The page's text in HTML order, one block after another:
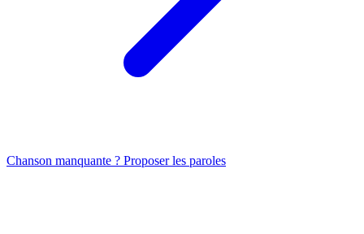
Chanson manquante ? Proposer les paroles